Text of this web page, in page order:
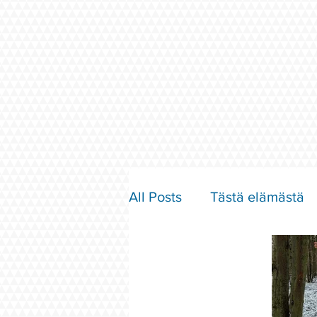
All Posts Tästä elämästä
Parisuhde ja rakkaus